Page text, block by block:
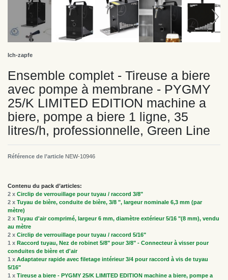
Ich-zapfe
Ensemble complet - Tireuse a biere
avec pompe à membrane - PYGMY
25/K LIMITED EDITION machine a
biere, pompe a biere 1 ligne, 35
litres/h, professionnelle, Green Line
Référence de l’article NEW-10946
Contenu du pack d’articles:
2 x Circlip de verrouillage pour tuyau / raccord 3/8"
2 x Tuyau de bière, conduite de bière, 3/8 ", largeur nominale 6,3 mm (par
mètre)
2 x Tuyau d'air comprimé, largeur 6 mm, diamètre extérieur 5/16 "(8 mm), vendu
au mètre
2 x Circlip de verrouillage pour tuyau / raccord 5/16"
1 x Raccord tuyau, Nez de robinet 5/8" pour 3/8" - Connecteur à visser pour
conduites de bière et d'air
1 x Adaptateur rapide avec filetage intérieur 3/4 pour raccord à vis de tuyau
5/16"
1 x Tireuse a biere - PYGMY 25/K LIMITED EDITION machine a biere, pompe a